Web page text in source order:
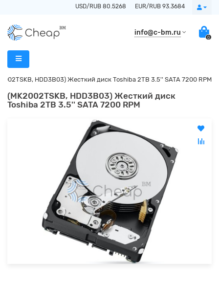
USD/RUB 80.5268 EUR/RUB 93.3684
info@c-bm.ru
0
HDD3B03) Жесткий диск Toshiba 2TB 3.5'' SATA 7200 RPM
(MK2002TSKB, HDD3B03) Жесткий диск
Toshiba 2TB 3.5'' SATA 7200 RPM